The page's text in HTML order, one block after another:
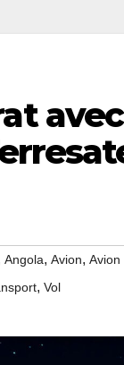
avec
Angola, Avion, Avion
, Vol